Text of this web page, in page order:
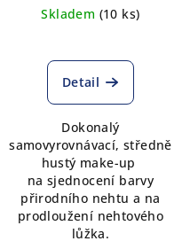
Skladem (10 ks)
Detail
Dokonalý
samovyrovnávací, středně
hustý make-up
na sjednocení barvy
přirodního nehtu a na
prodloužení nehtového
lůžka.